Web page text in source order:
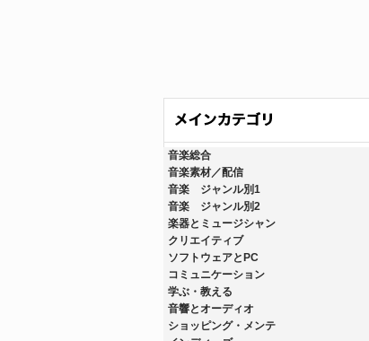
音楽総合
音楽素材／配信
音楽 ジャンル別1
音楽 ジャンル別2
楽器とミュージシャン
クリエイティブ
ソフトウェアとPC
コミュニケーション
学ぶ・教える
音響とオーディオ
ショッピング・メンテ